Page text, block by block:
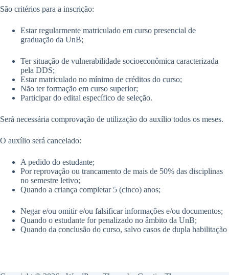
São critérios para a inscrição:
Estar regularmente matriculado em curso presencial de
graduação da UnB;
Ter situação de vulnerabilidade socioeconômica caracterizada
pela DDS;
Estar matriculado no mínimo de créditos do curso;
Não ter formação em curso superior;
Participar do edital específico de seleção.
Será necessária comprovação de utilização do auxílio todos os meses.
O auxílio será cancelado:
A pedido do estudante;
Por reprovação ou trancamento de mais de 50% das disciplinas
no semestre letivo;
Quando a criança completar 5 (cinco) anos;
Negar e/ou omitir e/ou falsificar informações e/ou documentos;
Quando o estudante for penalizado no âmbito da UnB;
Quando da conclusão do curso, salvo casos de dupla habilitação